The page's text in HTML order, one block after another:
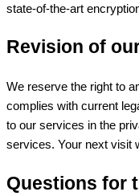
state-of-the-art
Revision of
We reserve the right to
complies with current
to our services in the
services. Your next visit
Questions for